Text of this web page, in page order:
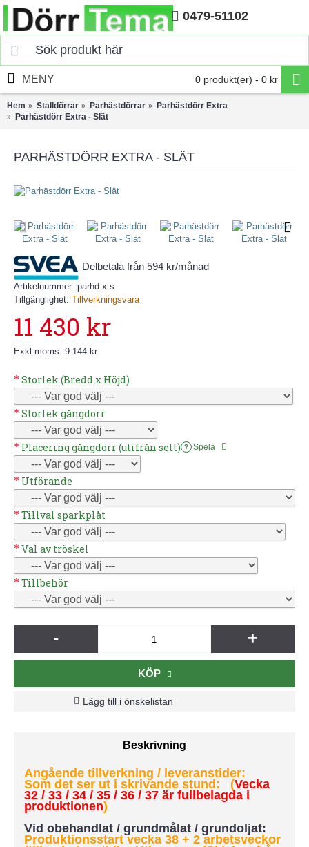
Hem 0479-51102
0 produkt(er) - 0 kr
MENY
Hem Stalldörrar Parhästdörrar
Parhästdörr Extra
Parhästdörr Extra - Slät
PARHÄSTDÖRR EXTRA - SLÄT
Delbetala från 594 kr/månad
Artikelnummer: parhd-x-s
Tillgänglighet: Tillverkningsvara
11 430 kr
Exkl moms: 9 144 kr
Storlek (Bredd x Höjd)
Storlek gångdörr
Placering gångdörr (utifrån sett) ? Spela
Utförande
Tillval sparkplåt
Val av tröskel
Tillbehör
- +
KÖP
Lägg till i önskelistan
Beskrivning
Angående tillverkning / leveranstider:
Som det ser ut i skrivande stund: (Vecka
32 / 33 / 34 / 35 / 36 / 37 är fullbelagda i
produktionen)
Vid obehandlat / grundmålat / grundoljat:
Produktionsstart vecka 38 + 2 arbetsveckor